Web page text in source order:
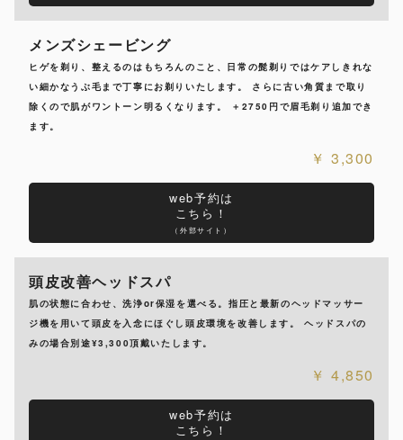
メンズシェービング
ヒゲを剃り、整えるのはもちろんのこと、日常の髭剃りではケアしきれな
い細かなうぶ毛まで丁寧にお剃りいたします。 さらに古い角質まで取り
除くので肌がワントーン明るくなります。 ＋2750円で眉毛剃り追加でき
ます。
3,300
web予約は
こちら！
（外部サイト）
頭皮改善ヘッドスパ
肌の状態に合わせ、洗浄or保湿を選べる。指圧と最新のヘッドマッサー
ジ機を用いて頭皮を入念にほぐし頭皮環境を改善します。 ヘッドスパの
みの場合別途¥3,300頂戴いたします。
4,850
web予約は
こちら！